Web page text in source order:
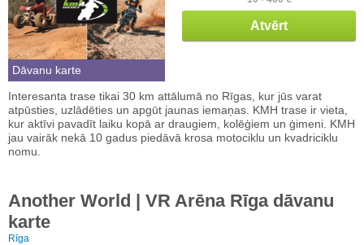
Dāvanu karte
Atvērt
Interesanta trase tikai 30 km attālumā no Rīgas, kur jūs varat
atpūsties, uzlādēties un apgūt jaunas iemaņas. KMH trase ir vieta,
kur aktīvi pavadīt laiku kopā ar draugiem, kolēģiem un ģimeni. KMH
jau vairāk nekā 10 gadus piedāvā krosa motociklu un kvadriciklu
nomu.
Another World | VR Arēna Rīga dāvanu
karte
Rīga